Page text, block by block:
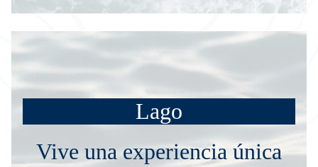
Lago
Vive una experiencia única